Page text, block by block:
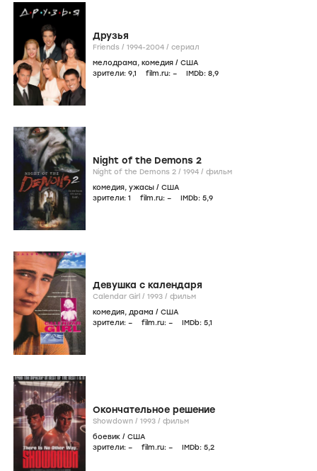
Друзья
Friends / 1994-2004 / сериал
мелодрама, комедия / США
зрители: 9,1 film.ru: – IMDb: 8,9
Night of the Demons 2
Night of the Demons 2 / 1994 / фильм
комедия, ужасы / США
зрители: 1 film.ru: – IMDb: 5,9
Девушка с календаря
Calendar Girl / 1993 / фильм
комедия, драма / США
зрители: – film.ru: – IMDb: 5,1
Окончательное решение
Showdown / 1993 / фильм
боевик / США
зрители: – film.ru: – IMDb: 5,2